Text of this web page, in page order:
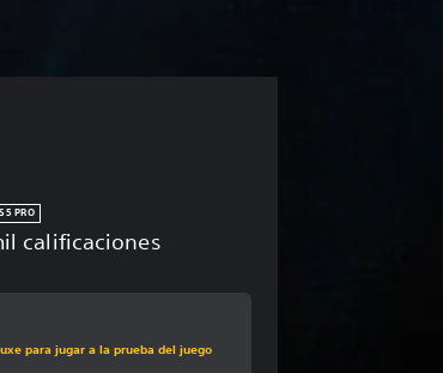
PRO
calificaciones
para jugar a la prueba del juego